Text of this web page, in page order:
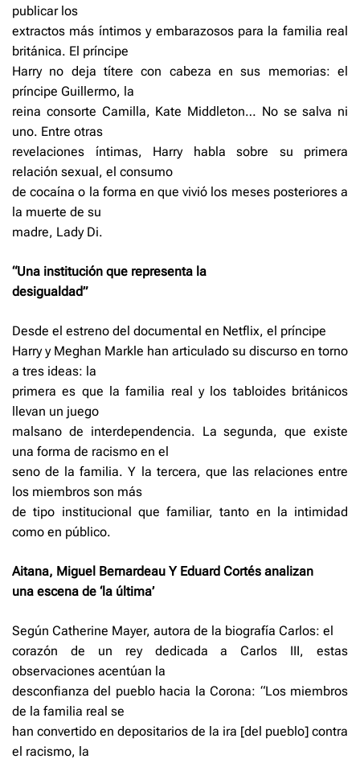
publicar los
extractos más íntimos y embarazosos para la familia real
británica. El príncipe
Harry no deja títere con cabeza en sus memorias: el
príncipe Guillermo, la
reina consorte Camilla, Kate Middleton… No se salva ni
uno. Entre otras
revelaciones íntimas, Harry habla sobre su primera
relación sexual, el consumo
de cocaína o la forma en que vivió los meses posteriores a
la muerte de su
madre, Lady Di.
“Una institución que representa la
desigualdad”
Desde el estreno del documental en Netflix, el príncipe
Harry y Meghan Markle han articulado su discurso en torno
a tres ideas: la
primera es que la familia real y los tabloides británicos
llevan un juego
malsano de interdependencia. La segunda, que existe
una forma de racismo en el
seno de la familia. Y la tercera, que las relaciones entre
los miembros son más
de tipo institucional que familiar, tanto en la intimidad
como en público.
Aitana, Miguel Bernardeau Y Eduard Cortés analizan
una escena de ‘la última’
Según Catherine Mayer, autora de la biografía Carlos: el
corazón de un rey dedicada a Carlos III, estas
observaciones acentúan la
desconfianza del pueblo hacia la Corona: “Los miembros
de la familia real se
han convertido en depositarios de la ira [del pueblo] contra
el racismo, la